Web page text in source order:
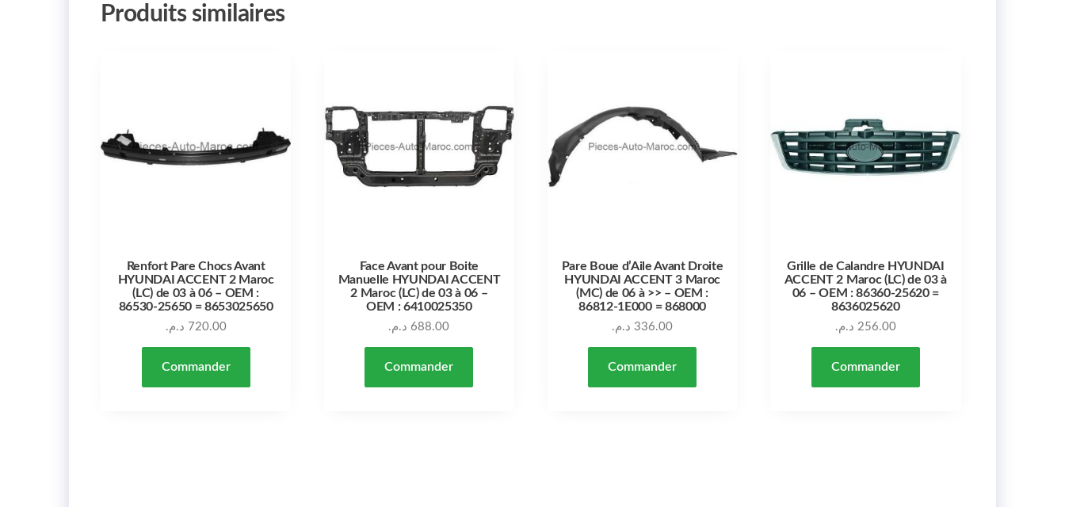
Produits similaires
Renfort Pare Chocs Avant
HYUNDAI ACCENT 2 Maroc
(LC) de 03 à 06 – OEM :
86530-25650 = 8653025650
720.00 د.م.
Commander
Face Avant pour Boite
Manuelle HYUNDAI ACCENT
2 Maroc (LC) de 03 à 06 –
OEM : 6410025350
688.00 د.م.
Commander
Pare Boue d’Aile Avant Droite
HYUNDAI ACCENT 3 Maroc
(MC) de 06 à >> – OEM :
86812-1E000 = 868000
336.00 د.م.
Commander
Grille de Calandre HYUNDAI
ACCENT 2 Maroc (LC) de 03 à
06 – OEM : 86360-25620 =
8636025620
256.00 د.م.
Commander